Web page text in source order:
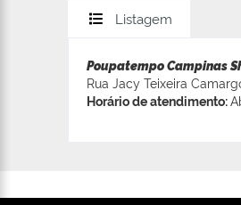
Listagem
Poupatempo Campinas
Rua Jacy Teixeira
Horário de atendimento: